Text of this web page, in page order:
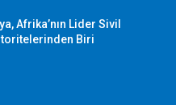
Afrika’nın Lider Sivil
Biri